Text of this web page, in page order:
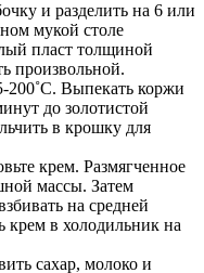
и разделить на 6 или
мукой столе
пласт толщиной
произвольной.
200˚С. Выпекать коржи
до золотистой
в крошку для
крем. Размягченное
массы. Затем
на средней
крем в холодильник на
сахар, молоко и